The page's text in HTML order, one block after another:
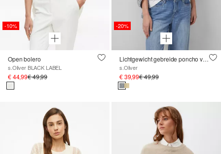
-10%
Open bolero
s.Oliver BLACK LABEL
€ 44,99€ 49,99
-20%
Lichtgewicht gebreide poncho van een katoenmix in een O-vorm
s.Oliver
€ 39,99€ 49,99